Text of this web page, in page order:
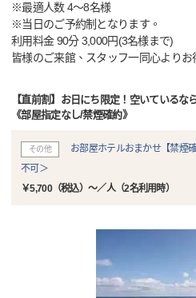
※最適人数 4～8名様
※当日のご予約制となります。
利用料金 90分 3,000円(3名様まで)
皆様のご来館、スタッフ一同心よりお
【直前割】お日にち限定！空いているな
《部屋指定なし/禁煙確約》
その他
お部屋ホテルおまかせ【禁煙
不可＞
￥5,700（税込）～／人（2名利用時）